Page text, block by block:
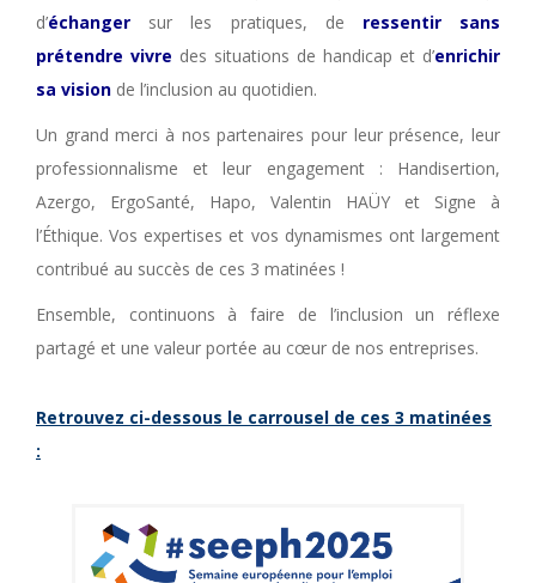
d’échanger sur les pratiques, de ressentir sans
prétendre vivre des situations de handicap et d’enrichir
sa vision de l’inclusion au quotidien.
Un grand merci à nos partenaires pour leur présence, leur
professionnalisme et leur engagement : Handisertion,
Azergo, ErgoSanté, Hapo, Valentin HAÜY et Signe à
l’Éthique. Vos expertises et vos dynamismes ont largement
contribué au succès de ces 3 matinées !
Ensemble, continuons à faire de l’inclusion un réflexe
partagé et une valeur portée au cœur de nos entreprises.
Retrouvez ci-dessous le carrousel de ces 3 matinées
: